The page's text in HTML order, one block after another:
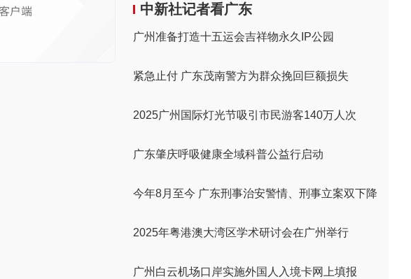
中新社记者看广东
广州准备打造十五运会吉祥物永久IP公园
紧急止付 广东茂南警方为群众挽回巨额损失
2025广州国际灯光节吸引市民游客140万人次
广东肇庆呼吸健康全域科普公益行启动
今年8月至今 广东刑事治安警情、刑事立案双下降
2025年粤港澳大湾区学术研讨会在广州举行
广州白云机场口岸实施外国人入境卡网上填报